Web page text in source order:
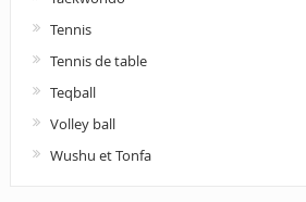
Tennis
Tennis de table
Teqball
Volley ball
Wushu et Tonfa